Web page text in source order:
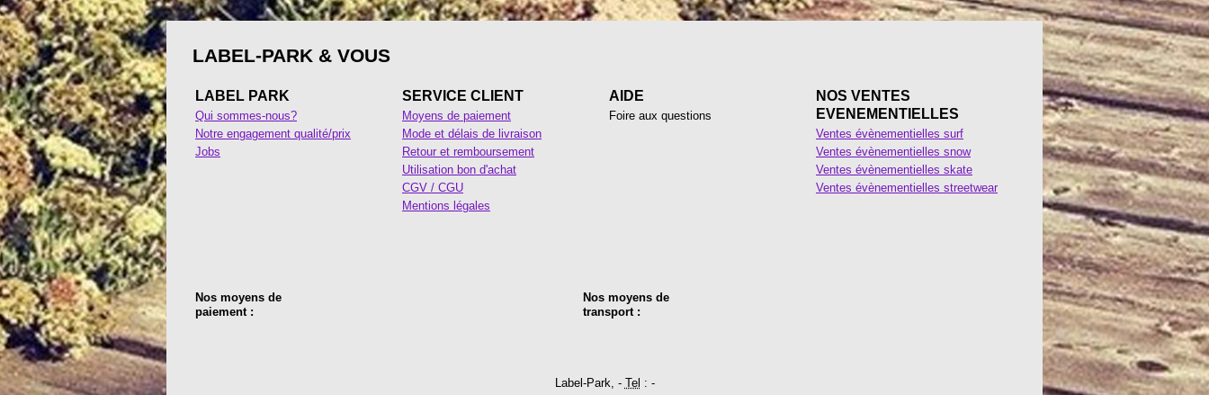
LABEL-PARK & VOUS
LABEL PARK
Qui sommes-nous?
Notre engagement qualité/prix
Jobs
SERVICE CLIENT
Moyens de paiement
Mode et délais de livraison
Retour et remboursement
Utilisation bon d'achat
CGV / CGU
Mentions légales
AIDE
Foire aux questions
NOS VENTES
EVENEMENTIELLES
Ventes évènementielles surf
Ventes évènementielles snow
Ventes évènementielles skate
Ventes évènementielles streetwear
Nos moyens de
paiement :
Nos moyens de
transport :
Label-Park, - Tel : -